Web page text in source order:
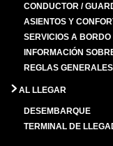
CONDUCTOR /
ASIENTOS Y
SERVICIOS A BORDO
INFORMACIÓN
REGLAS
AL LLEGAR
DESEMBARQUE
TERMINAL DE